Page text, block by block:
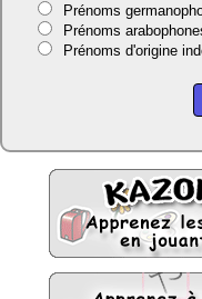
Prénoms
Prénoms
Prénoms d'origine